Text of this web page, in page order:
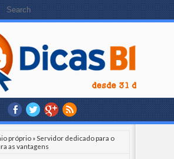
próprio »Servidor dedicado para o
as vantagens